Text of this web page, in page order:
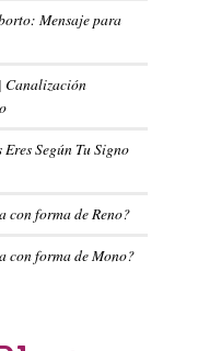
Mensaje para
Canalización
Eres Según Tu Signo
con forma de Reno?
con forma de Mono?